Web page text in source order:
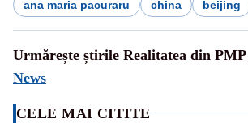
ana maria pacuraru china beijing
Urmărește știrile Realitatea din PMP
News
CELE MAI CITITE